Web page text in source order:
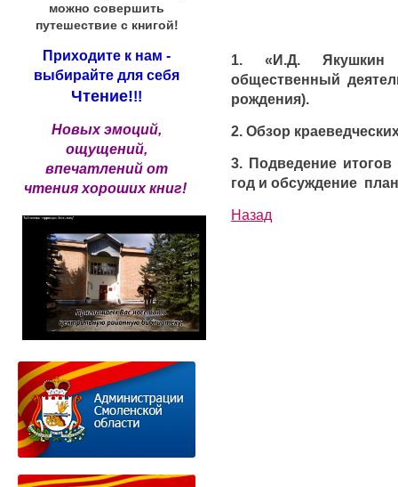
1. «И.Д. Якушкин
общественный
рождения).
2. Обзор
3. Подведение
год и обсуждение
Назад
можно совершить
путешествие с книгой!
Приходите к нам -
выбирайте для себя
Чтение!!!
Новых эмоций,
ощущений,
впечатлений от
чтения хороших книг!